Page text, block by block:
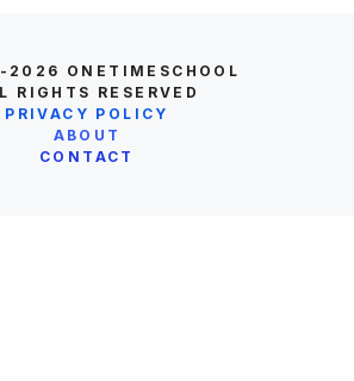
2026 ONETIMESCHOOL
RIGHTS RESERVED
PRIVACY POLICY
ABOUT
CONTACT